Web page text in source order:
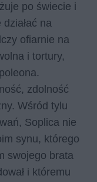
po świecie i
na
ofiarnie na
i tortury,
zdolność
Wśród tylu
Soplica nie
synu, którego
swojego brata
i któremu